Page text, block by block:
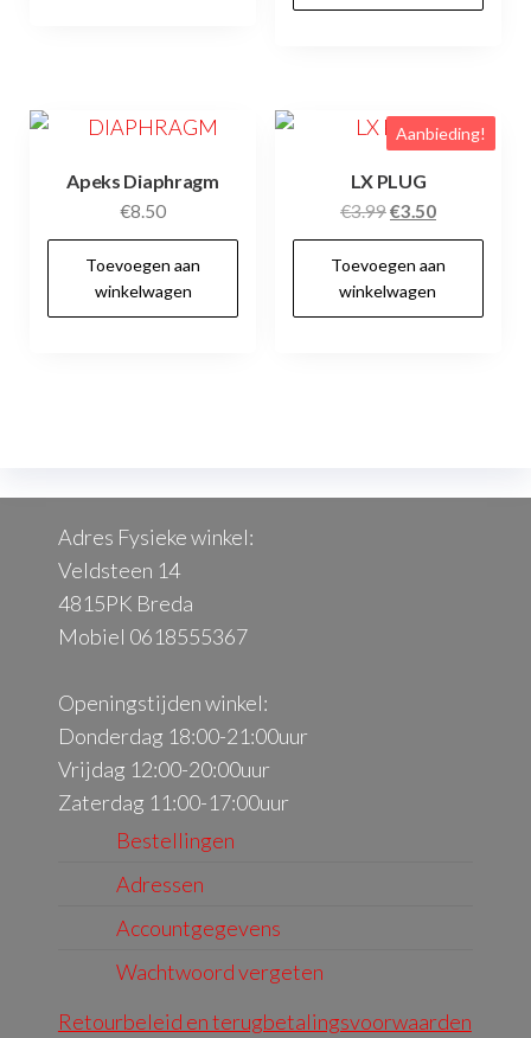
Apeks Diaphragm
€8.50
Toevoegen aan
winkelwagen
Aanbieding!
LX PLUG
€3.99Oorspronkelijke
prijs
was:
€3.99.
€3.50Huidige
prijs
is:
€3.50.
Toevoegen aan
winkelwagen
Adres Fysieke winkel:
Veldsteen 14
4815PK Breda
Mobiel 0618555367
Openingstijden winkel:
Donderdag 18:00-21:00uur
Vrijdag 12:00-20:00uur
Zaterdag 11:00-17:00uur
Bestellingen
Adressen
Accountgegevens
Wachtwoord vergeten
Retourbeleid en terugbetalingsvoorwaarden